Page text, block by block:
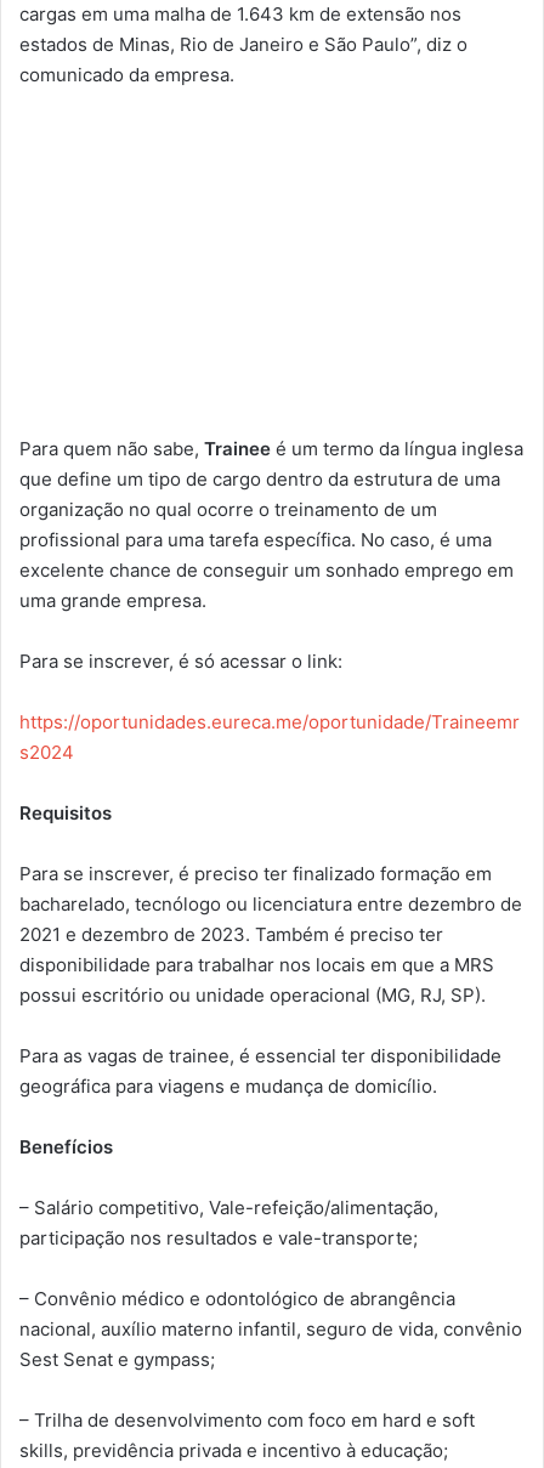
cargas em uma malha de 1.643 km de extensão nos
estados de Minas, Rio de Janeiro e São Paulo”, diz o
comunicado da empresa.
Para quem não sabe, Trainee é um termo da língua inglesa
que define um tipo de cargo dentro da estrutura de uma
organização no qual ocorre o treinamento de um
profissional para uma tarefa específica. No caso, é uma
excelente chance de conseguir um sonhado emprego em
uma grande empresa.
Para se inscrever, é só acessar o link:
https://oportunidades.eureca.me/oportunidade/Traineemr
s2024
Requisitos
Para se inscrever, é preciso ter finalizado formação em
bacharelado, tecnólogo ou licenciatura entre dezembro de
2021 e dezembro de 2023. Também é preciso ter
disponibilidade para trabalhar nos locais em que a MRS
possui escritório ou unidade operacional (MG, RJ, SP).
Para as vagas de trainee, é essencial ter disponibilidade
geográfica para viagens e mudança de domicílio.
Benefícios
– Salário competitivo, Vale-refeição/alimentação,
participação nos resultados e vale-transporte;
– Convênio médico e odontológico de abrangência
nacional, auxílio materno infantil, seguro de vida, convênio
Sest Senat e gympass;
– Trilha de desenvolvimento com foco em hard e soft
skills, previdência privada e incentivo à educação;